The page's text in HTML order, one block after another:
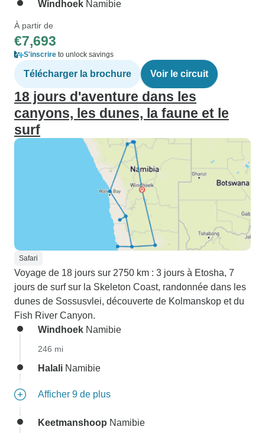
Windhoek Namibie
À partir de
€7,693
S'inscrire to unlock savings
Télécharger la brochure Voir le circuit
18 jours d'aventure dans les
canyons, les dunes, la faune et le
surf
Safari
Voyage de 18 jours sur 2750 km : 3 jours à Etosha, 7
jours de surf sur la Skeleton Coast, randonnée dans les
dunes de Sossusvlei, découverte de Kolmanskop et du
Fish River Canyon.
Windhoek Namibie
246 mi
Halali Namibie
Afficher 9 de plus
Keetmanshoop Namibie